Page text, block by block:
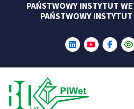
PAŃSTWOWY INSTYTUT
PAŃSTWOWY